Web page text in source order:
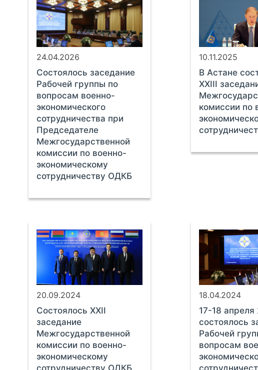
24.04.2026
Состоялось заседание
Рабочей группы по
вопросам военно-
экономического
сотрудничества при
Председателе
Межгосударственной
комиссии по военно-
экономическому
сотрудничеству ОДКБ
10.11.2025
В Астане
XXIII
комиссии по
20.09.2024
Cостоялось XXII
заседание
Межгосударственной
комиссии по военно-
экономическому
сотрудничеству ОДКБ
18.04.2024
17-18 апреля
состоялось
Рабочей
вопросам